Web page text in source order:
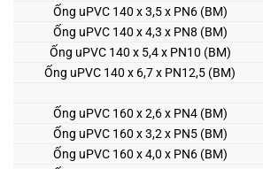
Ống uPVC 140 x 3,5 x PN6 (BM)
Ống uPVC 140 x 4,3 x PN8 (BM)
Ống uPVC 140 x 5,4 x PN10 (BM)
Ống uPVC 140 x 6,7 x PN12,5 (BM)
Ống uPVC 160 x 2,6 x PN4 (BM)
Ống uPVC 160 x 3,2 x PN5 (BM)
Ống uPVC 160 x 4,0 x PN6 (BM)